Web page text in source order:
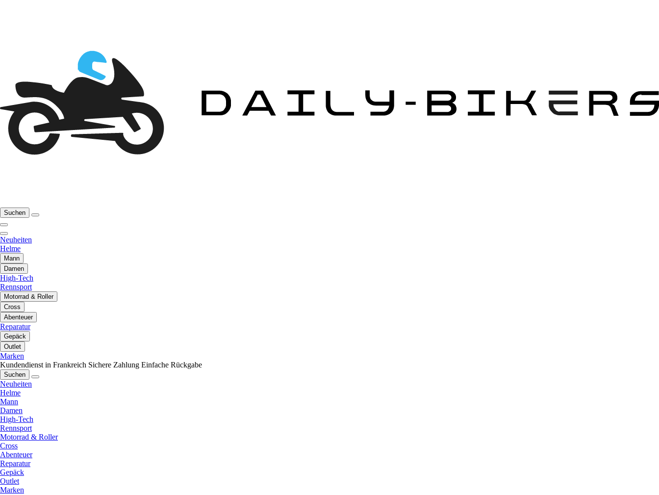
Suchen
Neuheiten
Helme
Mann
Damen
High-Tech
Rennsport
Motorrad & Roller
Cross
Abenteuer
Reparatur
Gepäck
Outlet
Marken
Kundendienst in Frankreich Sichere Zahlung Einfache Rückgabe
Suchen
Neuheiten
Helme
Mann
Damen
High-Tech
Rennsport
Motorrad & Roller
Cross
Abenteuer
Reparatur
Gepäck
Outlet
Marken